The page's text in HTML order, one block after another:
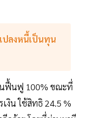
ปลงหนี้เป็นทุน
นฟื้นฟู 100% ขณะที่
งิน ใช้สิทธิ 24.5 %